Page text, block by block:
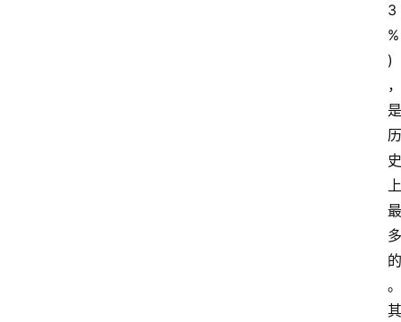
3
%
)
，
是
历
史
上
最
多
的
。
其